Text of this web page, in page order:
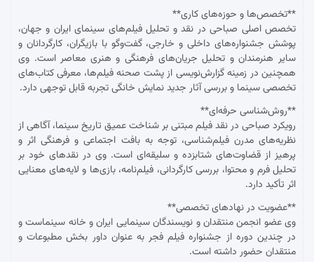
**تخصص‌ها و حوزه‌های کاری**
تخصص اصلی صباحی در نقد و تحلیل فیلم‌های سینمای ایران و جهان،
پوشش جشنواره‌های داخلی و خارجی، گفت‌وگو با بازیگران، کارگردانان و
سایر هنرمندان و تحلیل جریان‌های فرهنگی و هنری معاصر است. وی
همچنین در زمینه گزارش‌نویسی از پشت صحنه فیلم‌ها، معرفی کتاب‌های
تخصصی سینما و بررسی آثار جدید نمایش خانگی تجربه قابل توجهی دارد.
**روش‌شناسی حرفه‌ای**
رویکرد صباحی در نقد فیلم مبتنی بر شناخت عمیق تاریخ سینما، آگاهی از
نظریه‌های مدرن فیلم‌شناسی، توجه به بافت اجتماعی و فرهنگی اثر و
پرهیز از قضاوت‌های شتابزده و سلیقه‌ای است. وی در نقدهای خود بر
تحلیل فرم و محتوا، بررسی کارگردانی، فیلم‌نامه، بازی‌ها و لایه‌های معنایی
اثر تأکید دارد.
**عضویت در نهادهای تخصصی**
وی عضو انجمن منتقدان و نویسندگان سینمایی ایران و خانه سینماست و
در چندین دوره از جشنواره فیلم فجر به عنوان داور بخش مطبوعات و
منتقدان حضور داشته است.